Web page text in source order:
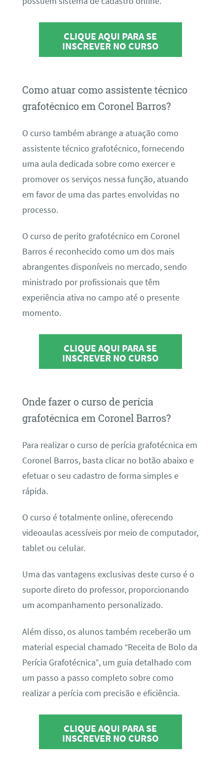
CLIQUE AQUI PARA SE
INSCREVER NO CURSO
Como atuar como assistente técnico
grafotécnico em Coronel Barros?
O curso também abrange a atuação como
assistente técnico grafotécnico, fornecendo
uma aula dedicada sobre como exercer e
promover os serviços nessa função, atuando
em favor de uma das partes envolvidas no
processo.
O curso de perito grafotécnico em Coronel
Barros é reconhecido como um dos mais
abrangentes disponíveis no mercado, sendo
ministrado por profissionais que têm
experiência ativa no campo até o presente
momento.
CLIQUE AQUI PARA SE
INSCREVER NO CURSO
Onde fazer o curso de perícia
grafotécnica em Coronel Barros?
Para realizar o curso de perícia grafotécnica em
Coronel Barros, basta clicar no botão abaixo e
efetuar o seu cadastro de forma simples e
rápida.
O curso é totalmente online, oferecendo
videoaulas acessíveis por meio de computador,
tablet ou celular.
Uma das vantagens exclusivas deste curso é o
suporte direto do professor, proporcionando
um acompanhamento personalizado.
Além disso, os alunos também receberão um
material especial chamado “Receita de Bolo da
Perícia Grafotécnica”, um guia detalhado com
um passo a passo completo sobre como
realizar a perícia com precisão e eficiência.
CLIQUE AQUI PARA SE
INSCREVER NO CURSO